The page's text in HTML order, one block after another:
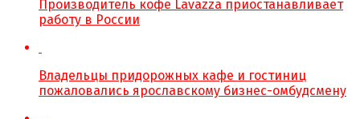
Производитель кофе Lavazza приостанавливает
работу в России
Владельцы придорожных кафе и гостиниц
пожаловались ярославскому бизнес-омбудсмену